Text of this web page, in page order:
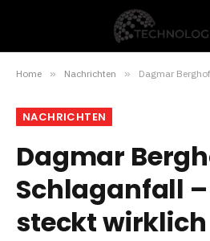
Home » Nachrichten » Dagmar Berghoff
NACHRICHTEN
Dagmar
Schlaganfall
steckt